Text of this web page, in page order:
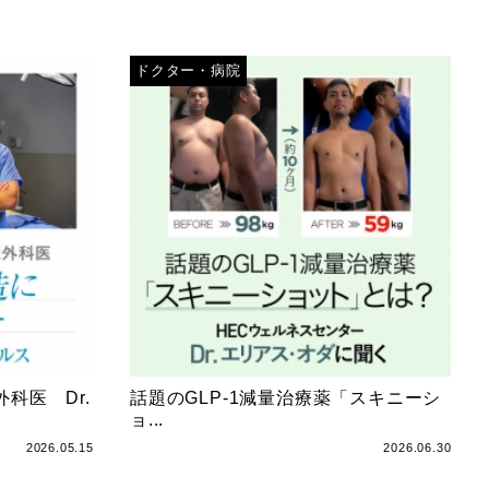
科医 Dr.
2026.05.15
ドクター・病院
話題のGLP-1減量治療薬「スキニーシ
ョ...
2026.06.30